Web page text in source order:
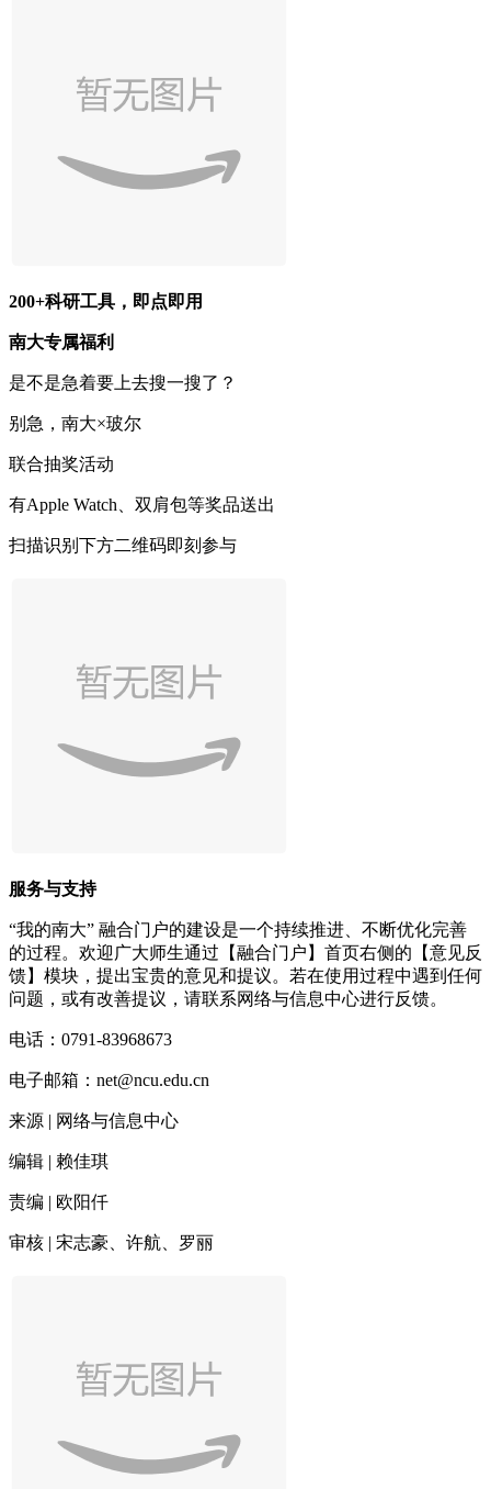
200+科研工具，即点即用
南大专属福利
是不是急着要上去搜一搜了？
别急，南大×玻尔
联合抽奖活动
有Apple Watch、双肩包等奖品送出
扫描识别下方二维码即刻参与
服务与支持
“我的南大” 融合门户的建设是一个持续推进、不断优化完善
的过程。欢迎广大师生通过【融合门户】首页右侧的【意见反
馈】模块，提出宝贵的意见和提议。若在使用过程中遇到任何
问题，或有改善提议，请联系网络与信息中心进行反馈。
电话：0791-83968673
电子邮箱：net@ncu.edu.cn
来源 | 网络与信息中心
编辑 | 赖佳琪
责编 | 欧阳仟
审核 | 宋志豪、许航、罗丽